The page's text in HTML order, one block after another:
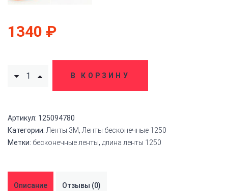
1340 ₽
В КОРЗИНУ
Артикул: 125094780
Категории: Ленты 3M, Ленты бесконечные 1250
Метки: бесконечные ленты, длина ленты 1250
Описание Отзывы (0)